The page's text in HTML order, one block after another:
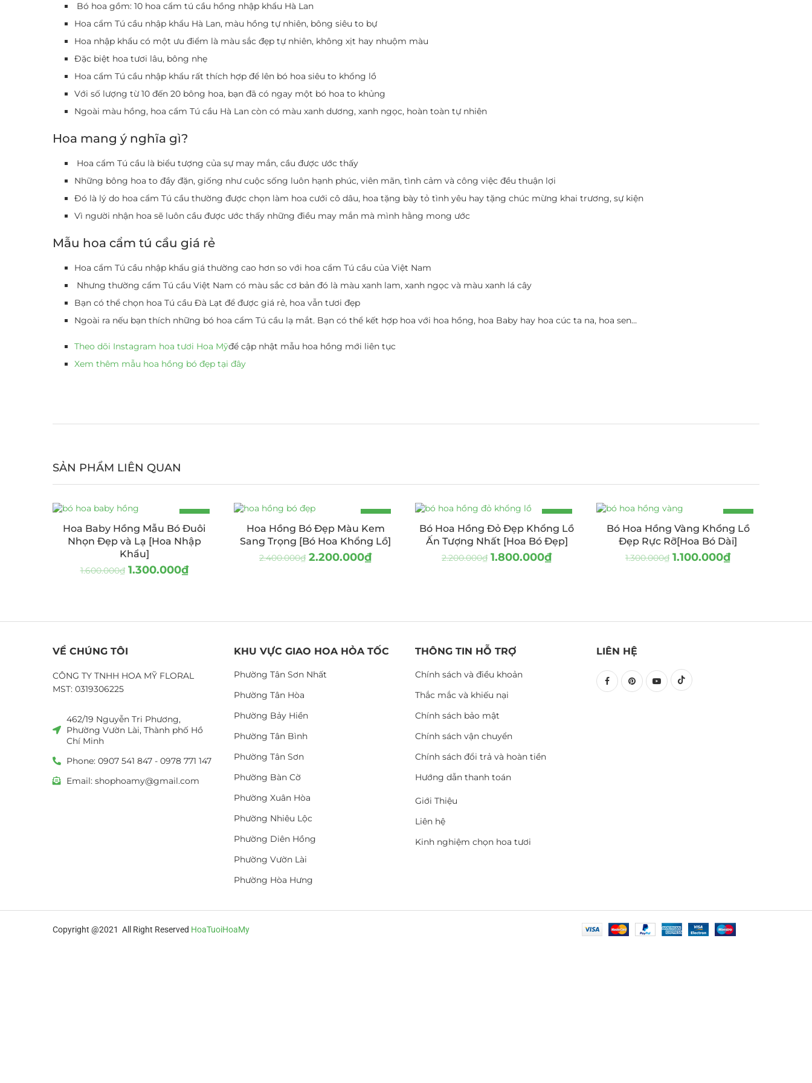
Bó hoa gồm: 10 hoa cẩm tú cầu hồng nhập khẩu Hà Lan
Hoa cẩm Tú cầu nhập khẩu Hà Lan, màu hồng tự nhiên, bông siêu to bự
Hoa nhập khẩu có một ưu điểm là màu sắc đẹp tự nhiên, không xịt hay nhuộm màu
Đặc biệt hoa tươi lâu, bông nhẹ
Hoa cẩm Tú cầu nhập khẩu rất thích hợp để lên bó hoa siêu to khổng lồ
Với số lượng từ 10 đến 20 bông hoa, bạn đã có ngay một bó hoa to khủng
Ngoài màu hồng, hoa cẩm Tú cầu Hà Lan còn có màu xanh dương, xanh ngọc, hoàn toàn tự nhiên
Hoa mang ý nghĩa gì?
Hoa cẩm Tú cầu là biểu tượng của sự may mắn, cầu được ước thấy
Những bông hoa to đầy đặn, giống như cuộc sống luôn hạnh phúc, viên mãn, tình cảm và công việc đều thuận lợi
Đó là lý do hoa cẩm Tú cầu thường được chọn làm hoa cưới cô dâu, hoa tặng bày tỏ tình yêu hay tặng chúc mừng khai trương, sự kiện
Vì người nhận hoa sẽ luôn cầu được ước thấy những điều may mắn mà mình hằng mong ước
Mẫu hoa cẩm tú cầu giá rẻ
Hoa cẩm Tú cầu nhập khẩu giá thường cao hơn so với hoa cẩm Tú cầu của Việt Nam
Nhưng thường cẩm Tú cầu Việt Nam có màu sắc cơ bản đó là màu xanh lam, xanh ngọc và màu xanh lá cây
Bạn có thể chọn hoa Tú cầu Đà Lạt để được giá rẻ, hoa vẫn tươi đẹp
Ngoài ra nếu bạn thích những bó hoa cẩm Tú cầu lạ mắt. Bạn có thể kết hợp hoa với hoa hồng, hoa Baby hay hoa cúc ta na, hoa sen…
Theo dõi Instagram hoa tươi Hoa Mỹđể cập nhật mẫu hoa hồng mới liên tục
Xem thêm mẫu hoa hồng bó đẹp tại đây
SẢN PHẨM LIÊN QUAN
-19%
Hoa Baby Hồng Mẫu Bó Đuôi
Nhọn Đẹp và Lạ [Hoa Nhập
Khẩu]
1.600.000₫ 1.300.000₫
-8%
Hoa Hồng Bó Đẹp Màu Kem
Sang Trọng [Bó Hoa Khổng Lồ]
2.400.000₫ 2.200.000₫
-18%
Bó Hoa Hồng Đỏ Đẹp Khổng Lồ
Ấn Tượng Nhất [Hoa Bó Đẹp]
2.200.000₫ 1.800.000₫
-15%
Bó Hoa Hồng Vàng Khổng Lồ
Đẹp Rực Rỡ[Hoa Bó Dài]
1.300.000₫ 1.100.000₫
VỀ CHÚNG TÔI
CÔNG TY TNHH HOA MỸ FLORAL
MST: 0319306225
462/19 Nguyễn Tri Phương,
Phường Vườn Lài, Thành phố Hồ
Chí Minh
Phone: 0907 541 847 - 0978 771 147
Email: shophoamy@gmail.com
KHU VỰC GIAO HOA HỎA TỐC
Phường Tân Sơn Nhất
Phường Tân Hòa
Phường Bảy Hiền
Phường Tân Bình
Phường Tân Sơn
Phường Bàn Cờ
Phường Xuân Hòa
Phường Nhiêu Lộc
Phường Diên Hồng
Phường Vườn Lài
Phường Hòa Hưng
THÔNG TIN HỖ TRỢ
Chính sách và điều khoản
Thắc mắc và khiếu nại
Chính sách bảo mật
Chính sách vận chuyển
Chính sách đổi trả và hoàn tiền
Hướng dẫn thanh toán
Giới Thiệu
Liên hệ
Kinh nghiệm chọn hoa tươi
LIÊN HỆ
Copyright @2021 All Right Reserved HoaTuoiHoaMy